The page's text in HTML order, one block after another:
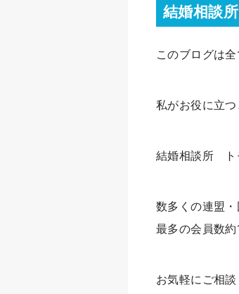
結婚相談
このブログは
私がお役に立
結婚相談所 ト
数多くの連盟
最多の会員数約
お気軽にご相談